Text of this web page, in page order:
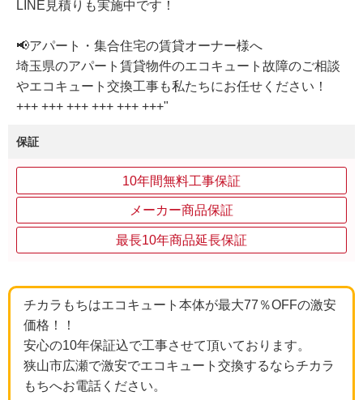
LINE見積りも実施中です！
📢アパート・集合住宅の賃貸オーナー様へ
埼玉県のアパート賃貸物件のエコキュート故障のご相談
やエコキュート交換工事も私たちにお任せください！
+++ +++ +++ +++ +++ +++"
保証
10年間無料工事保証
メーカー商品保証
最長10年商品延長保証
チカラもちはエコキュート本体が最大77％OFFの激安
価格！！
安心の10年保証込で工事させて頂いております。
狭山市広瀬で激安でエコキュート交換するならチカラ
もちへお電話ください。